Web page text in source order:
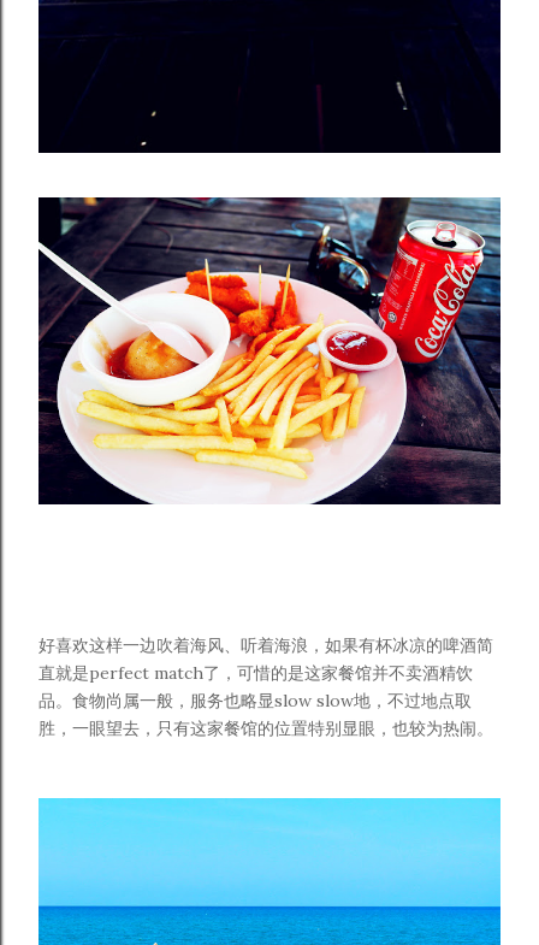
好喜欢这样一边吹着海风、听着海浪，如果有杯冰凉的啤酒简
直就是perfect match了，可惜的是这家餐馆并不卖酒精饮
品。食物尚属一般，服务也略显slow slow地，不过地点取
胜，一眼望去，只有这家餐馆的位置特别显眼，也较为热闹。